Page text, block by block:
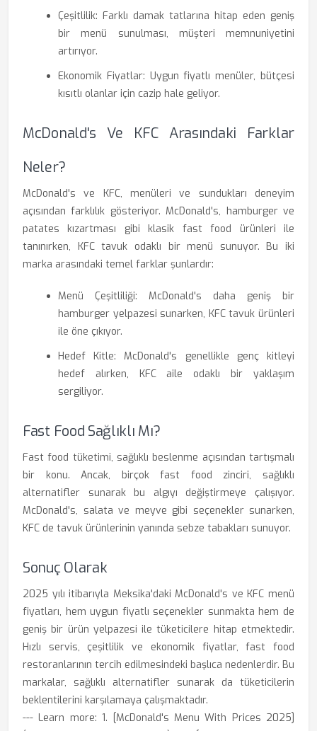
Çeşitlilik: Farklı damak tatlarına hitap eden geniş
bir menü sunulması, müşteri memnuniyetini
artırıyor.
Ekonomik Fiyatlar: Uygun fiyatlı menüler, bütçesi
kısıtlı olanlar için cazip hale geliyor.
McDonald's Ve KFC Arasındaki Farklar
Neler?
McDonald's ve KFC, menüleri ve sundukları deneyim
açısından farklılık gösteriyor. McDonald's, hamburger ve
patates kızartması gibi klasik fast food ürünleri ile
tanınırken, KFC tavuk odaklı bir menü sunuyor. Bu iki
marka arasındaki temel farklar şunlardır:
Menü Çeşitliliği: McDonald's daha geniş bir
hamburger yelpazesi sunarken, KFC tavuk ürünleri
ile öne çıkıyor.
Hedef Kitle: McDonald's genellikle genç kitleyi
hedef alırken, KFC aile odaklı bir yaklaşım
sergiliyor.
Fast Food Sağlıklı Mı?
Fast food tüketimi, sağlıklı beslenme açısından tartışmalı
bir konu. Ancak, birçok fast food zinciri, sağlıklı
alternatifler sunarak bu algıyı değiştirmeye çalışıyor.
McDonald's, salata ve meyve gibi seçenekler sunarken,
KFC de tavuk ürünlerinin yanında sebze tabakları sunuyor.
Sonuç Olarak
2025 yılı itibarıyla Meksika'daki McDonald's ve KFC menü
fiyatları, hem uygun fiyatlı seçenekler sunmakta hem de
geniş bir ürün yelpazesi ile tüketicilere hitap etmektedir.
Hızlı servis, çeşitlilik ve ekonomik fiyatlar, fast food
restoranlarının tercih edilmesindeki başlıca nedenlerdir. Bu
markalar, sağlıklı alternatifler sunarak da tüketicilerin
beklentilerini karşılamaya çalışmaktadır.
--- Learn more: 1. [McDonald's Menu With Prices 2025]